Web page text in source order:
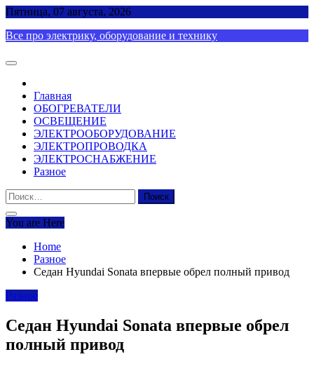
Skip
content
Пятница, 07 августа, 2026
Все про электрику, оборудование и технику
Главная
ОБОГРЕВАТЕЛИ
ОСВЕЩЕНИЕ
ЭЛЕКТРООБОРУДОВАНИЕ
ЭЛЕКТРОПРОВОДКА
ЭЛЕКТРОСНАБЖЕНИЕ
Разное
Найти:
You are Here
Home
Разное
Седан Hyundai Sonata впервые обрел полный привод
Разное
Седан Hyundai Sonata впервые обрел
полный привод